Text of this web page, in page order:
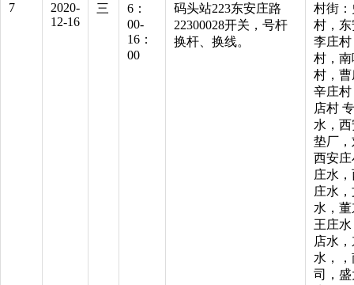
7
2020-
12-16
三
6：
00-
16：
00
码头站223东安庄路
22300028开关，号杆
换杆、换线。
村街
村，
李庄
村，
村，
辛庄
店村
水，
垫厂
西安
庄水
庄水
水，
王庄
店水
水，
司，